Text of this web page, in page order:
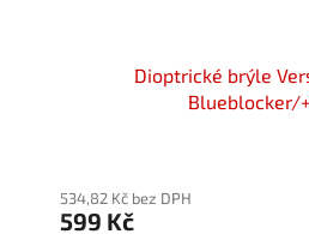
Dioptrické brýle
Blueblocker/
534,82 Kč bez DPH
599 Kč